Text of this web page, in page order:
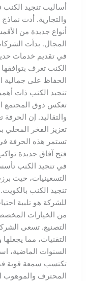
أساليب تنجيد الكنب
والتجارية. أدت
أنواع جديدة من
المجال. بدأت
في تقديم خدمات
الكنب تعرف
الحفاظ على جمالية
تنجيد الكنب ذات
تعكس ذوق المجتمع
والتقاليد. إن
تعزيز الفخر
تستمر هذه الحرفة
فتح آفاق جديدة
في تنجيد الكنب
التسعينيات، حيث
تنجيد الكنب
للشركة هو تلبية
من الخيارات
التصنيع. تسعى
التقنيات، مما
السنوات الماضية،
تكتسب سمعة قوية
المحترف والموهوب